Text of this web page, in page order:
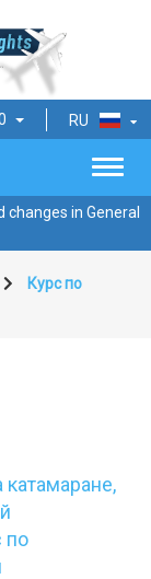
RU
in General
Курс по
катамаране,
по